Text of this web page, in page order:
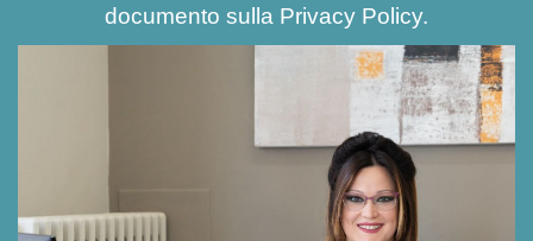
documento sulla Privacy Policy.